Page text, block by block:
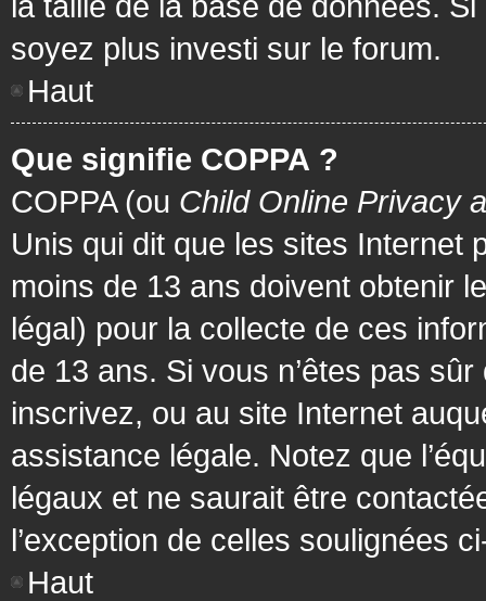
soyez plus investi sur le forum.
Haut
Que signifie COPPA ?
COPPA (ou Child Online Privacy
Unis qui dit que les sites Internet
moins de 13 ans doivent obtenir
légal) pour la collecte de ces
de 13 ans. Si vous n’êtes pas
inscrivez, ou au site Internet
assistance légale. Notez que
légaux et ne saurait être
l’exception de celles soulignées
Haut